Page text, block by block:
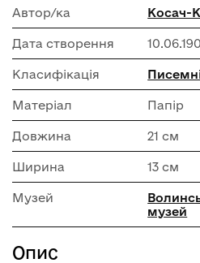
Автор/ка Косач-
Дата створення
Класифікація
Матеріал Папір
Довжина 21 см
Ширина 13 см
Музей
музей
Опис